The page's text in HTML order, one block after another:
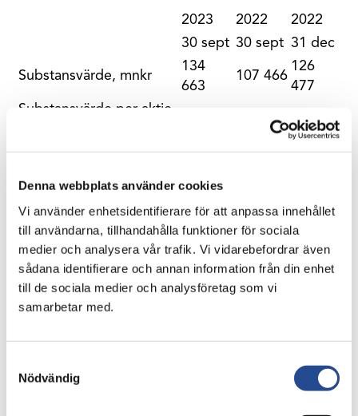
Denna webbplats använder cookies
Vi använder enhetsidentifierare för att anpassa innehållet
till användarna, tillhandahålla funktioner för sociala
medier och analysera vår trafik. Vi vidarebefordrar även
sådana identifierare och annan information från din enhet
till de sociala medier och analysföretag som vi
samarbetar med.
Nödvändig
2023 2022
2022
30 sept 30 sept 31 dec
Substansvärde, mnkr
134
663
107 466
126
477
Substansvärde per aktie,
293
Aktiekurs Industrivärden
Skuldsättningsgrad
2023 2022
mnkr
jan –
sept
jan –
sept
jan –
Resultat per aktie, kr
Aktieportföljen: